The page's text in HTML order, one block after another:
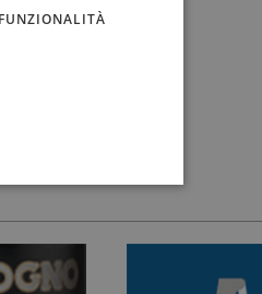
e la
FUNZIONALITÀ